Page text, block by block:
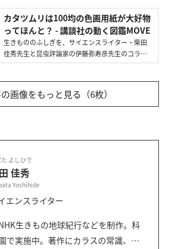
カタツムリは100均の色画用紙が大好物
ってほんと？ - 講談社の動く図鑑MOVE
生きもののふしぎを、サイエンスライター・柴田
佳秀先生と昆虫評論家の伊藤弥寿彦先生のコラム
画像をもっと見る（6枚）
た よしひで
佳秀
Yoshihide
エンスライター
生きもの地球紀行などを制作。科
で実施中。著作にカラスの常識、講